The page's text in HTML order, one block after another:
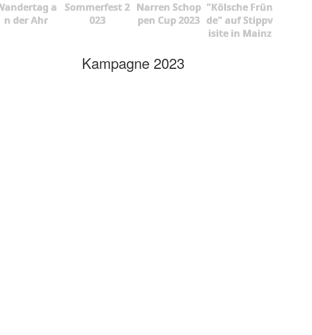
a
n der Ahr
Sommerfest 2
023
Narren Schop
pen Cup 2023
"Kölsche Frün
de" auf Stippv
isite in Mainz
Kampagne 2023